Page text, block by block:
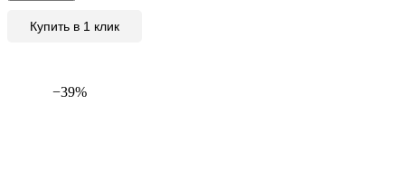
Купить в 1 клик
−39%